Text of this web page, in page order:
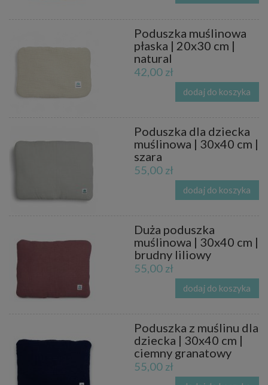
Poduszka muślinowa
płaska | 20x30 cm |
natural
42,00 zł
dodaj do koszyka
Poduszka dla dziecka
muślinowa | 30x40 cm |
szara
55,00 zł
dodaj do koszyka
Duża poduszka
muślinowa | 30x40 cm |
brudny liliowy
55,00 zł
dodaj do koszyka
Poduszka z muślinu dla
dziecka | 30x40 cm |
ciemny granatowy
55,00 zł